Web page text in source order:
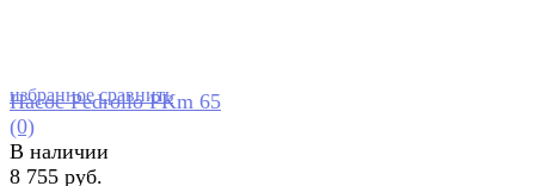
избранное сравнить
Насос Pedrollo PKm 65
(0)
В наличии
8 755 руб.